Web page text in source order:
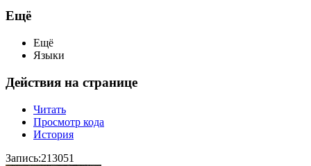
Ещё
Ещё
Языки
Действия на странице
Читать
Просмотр кода
История
Запись:213051